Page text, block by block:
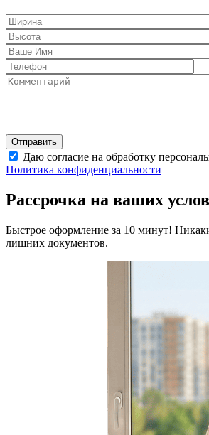
Даю согласие на обработку
Политика конфиденциальности
Рассрочка на ваших
Быстрое оформление за 10 минут!
лишних документов.